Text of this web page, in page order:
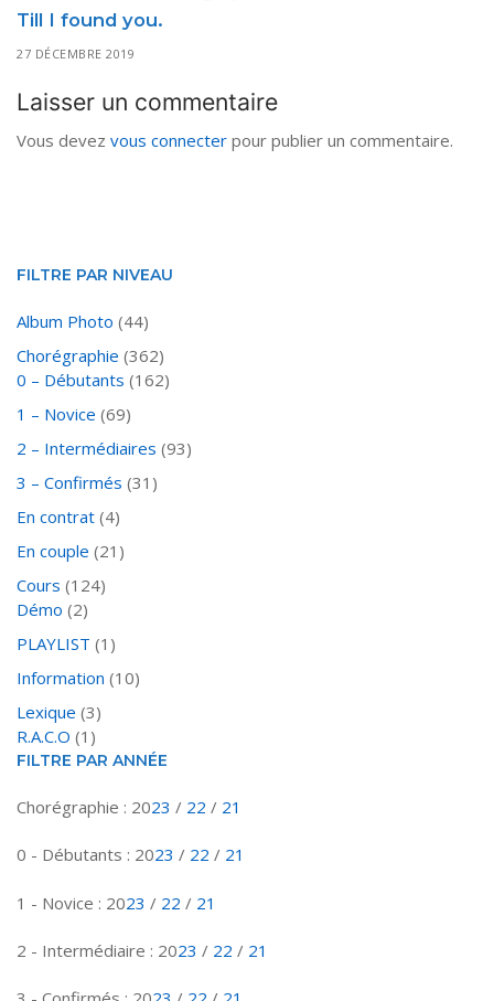
Till I found you.
27 DÉCEMBRE 2019
Laisser un commentaire
Vous devez vous connecter pour publier un commentaire.
FILTRE PAR NIVEAU
Album Photo (44)
Chorégraphie (362)
0 – Débutants (162)
1 – Novice (69)
2 – Intermédiaires (93)
3 – Confirmés (31)
En contrat (4)
En couple (21)
Cours (124)
Démo (2)
PLAYLIST (1)
Information (10)
Lexique (3)
R.A.C.O (1)
FILTRE PAR ANNÉE
Chorégraphie : 2023 / 22 / 21
0 - Débutants : 2023 / 22 / 21
1 - Novice : 2023 / 22 / 21
2 - Intermédiaire : 2023 / 22 / 21